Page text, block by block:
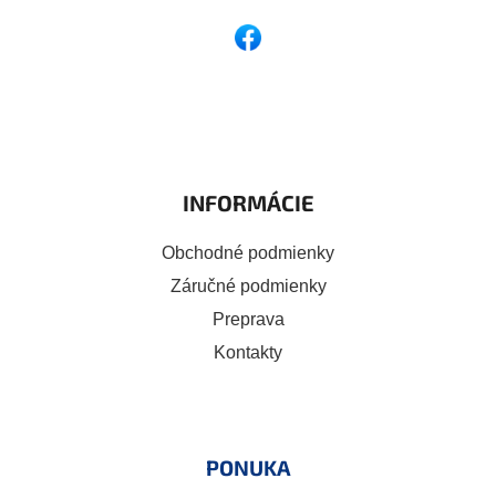
INFORMÁCIE
Obchodné podmienky
Záručné podmienky
Preprava
Kontakty
PONUKA